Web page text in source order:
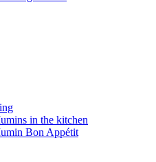
in the kitchen
Bon Appétit